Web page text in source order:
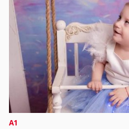
A1